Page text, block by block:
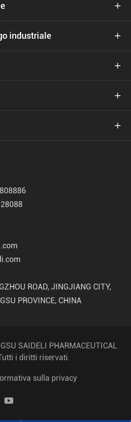

industriale 



ROAD, JINGJIANG CITY,
PROVINCE, CHINA
SAIDELI PHARMACEUTICAL
i diritti riservati.
sulla privacy
